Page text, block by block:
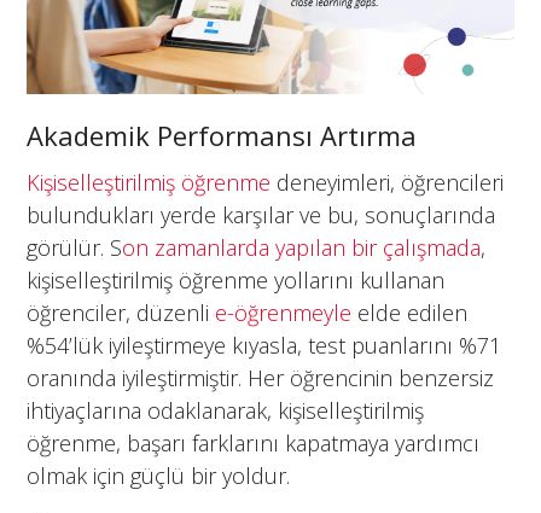
Akademik Performansı Artırma
Kişiselleştirilmiş öğrenme deneyimleri, öğrencileri
bulundukları yerde karşılar ve bu, sonuçlarında
görülür. Son zamanlarda yapılan bir çalışmada,
kişiselleştirilmiş öğrenme yollarını kullanan
öğrenciler, düzenli e-öğrenmeyle elde edilen
%54’lük iyileştirmeye kıyasla, test puanlarını %71
oranında iyileştirmiştir. Her öğrencinin benzersiz
ihtiyaçlarına odaklanarak, kişiselleştirilmiş
öğrenme, başarı farklarını kapatmaya yardımcı
olmak için güçlü bir yoldur.